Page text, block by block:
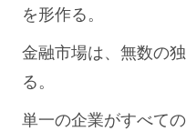
を形作る。
金融市場は、無数の
る。
単一の企業がすべて